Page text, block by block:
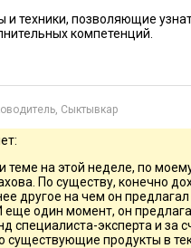
и техники, позволяющие
компетенций.
Сыктывкар
теме на этой неделе, по
По существу, конечно
другое на чем он
еще один момент, он
специалиста-эксперта и за
существующие продукты в